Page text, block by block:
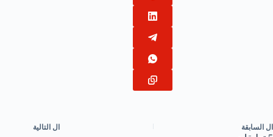
ال السابقة ال التالية